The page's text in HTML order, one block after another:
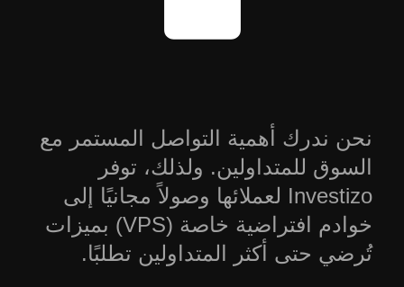
نحن ندرك أهمية التواصل المستمر مع
السوق للمتداولين. ولذلك، توفر
Investizo لعملائها وصولاً مجانيًا إلى
خوادم افتراضية خاصة (VPS) بميزات
تُرضي حتى أكثر المتداولين تطلبًا.